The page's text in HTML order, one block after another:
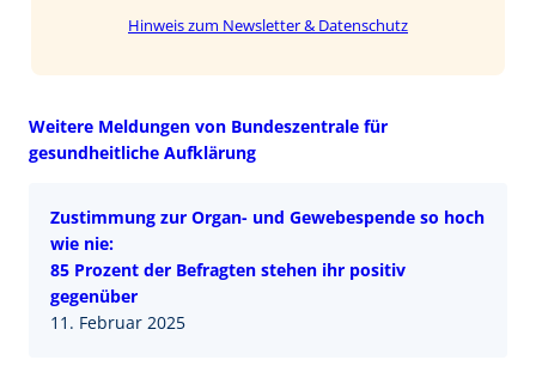
Hinweis zum Newsletter & Datenschutz
Weitere Meldungen von Bundeszentrale für
gesundheitliche Aufklärung
Zustimmung zur Organ- und Gewebespende so hoch
wie nie:
85 Prozent der Befragten stehen ihr positiv
gegenüber
11. Februar 2025